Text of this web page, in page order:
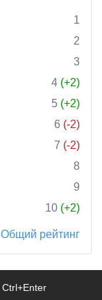
1
2
3
4 (+2)
5 (+2)
6 (-2)
7 (-2)
8
9
10 (+2)
Общий рейтинг
Ctrl+Enter